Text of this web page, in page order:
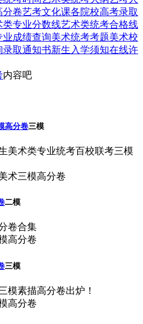
分卷艺考文化课各院校高考录取
类专业分数线艺术类统考合格线
业成绩查询美术统考考题美术校
录取通知书新生入学须知在线许
内容吧
高分卷三模
美术类专业统考百校联考三模
二模
卷合集
三模
模素描高分卷出炉！